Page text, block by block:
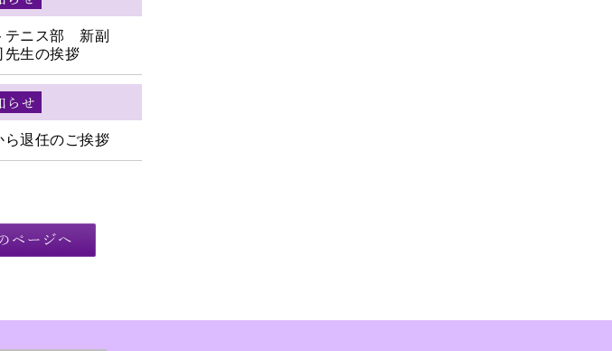
ニス部 新副
生の挨拶
ら退任のご挨拶